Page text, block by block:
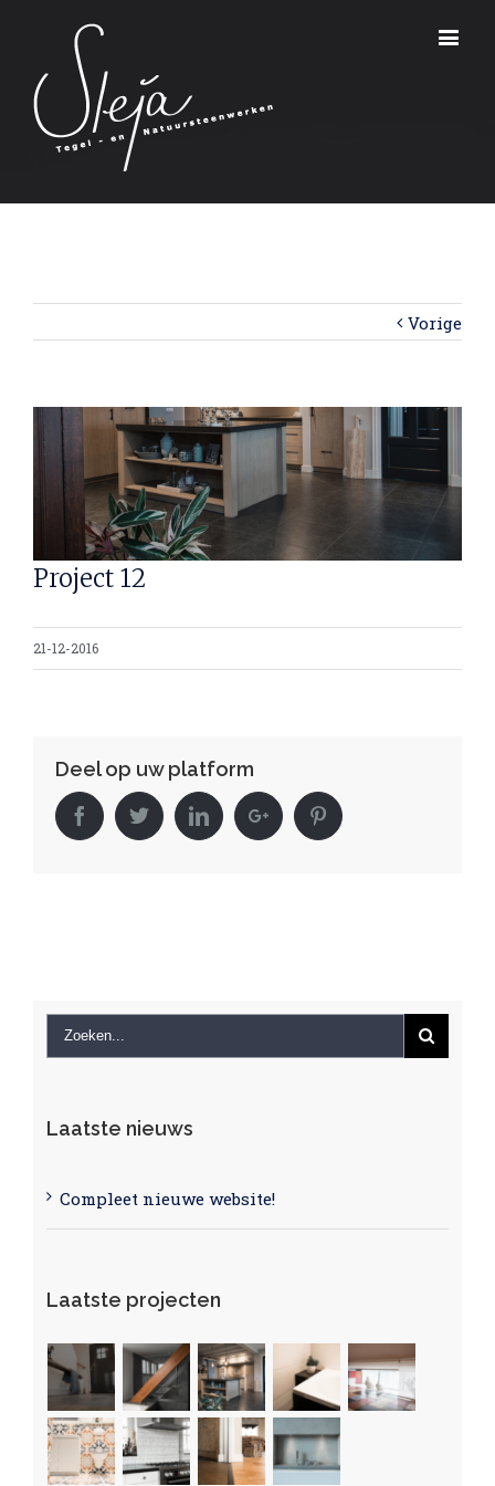
Vorige
View
Larger
Image
Project 12
21-12-2016
Deel op uw platform
FacebookTwitterLinkedinGoogle+ Pinterest
Laatste nieuws
Compleet nieuwe website!
Laatste projecten